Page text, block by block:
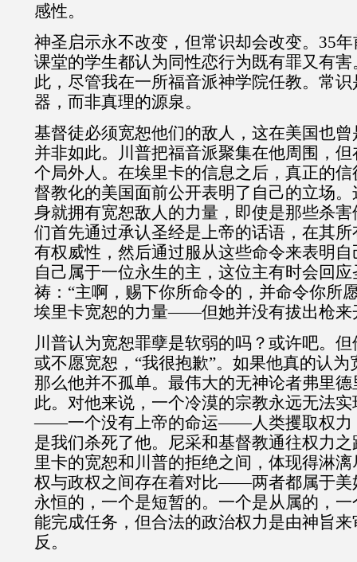
感性。
神圣启示永不改变，但常识却会改变。 35年
课堂的学生都认为同性恋行为既有罪又有
此，尽管我在一所福音派神学院任教。常
器，而非真理的源泉。
基督徒必须宽恕他们的敌人，这在美国也
并非如此。川普把福音派聚集在他周围，
个局外人。在埃里卡的信息之后，真正的
督教化的美国面前公开表明了自己的立场
身就拥有宽恕敌人的力量，即使是那些杀
们首先通过承认圣经是上帝的话语，在其
有权威性，然后通过服从这些命令来表明
自己属于一位永生的主，这位主有时会回
祷：“主啊，赐下你所命令的，并命令你所
埃里卡宽恕的力量——但她并没有拔出枪来
川普认为宽恕罪孽是软弱的吗？或许吧。
或不愿宽恕，“我很抱歉”。如果他真的认
那么他并不孤单。最伟大的无神论者弗里德
此。对他来说，一个冷漠的宗教永远无法
——一个没有上帝的命运——人类攫取权力
是我们杀死了他。尼采和基督教通往权力
里卡的宽恕和川普的拒绝之间，体现得淋
权与政权之间存在着对比——两者都属于美
永恒的，一个是短暂的。一个是从属的，
能完成任务，但合法的政治权力是由神旨
反。